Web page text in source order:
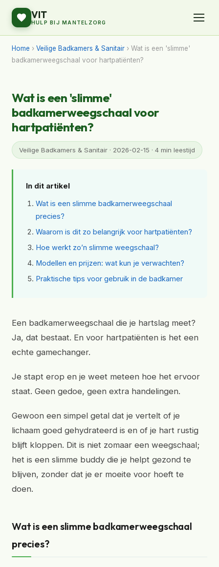
VIT
HULP BIJ MANTELZORG
Home › Veilige Badkamers & Sanitair › Wat is een 'slimme'
badkamerweegschaal voor hartpatiënten?
Wat is een 'slimme'
badkamerweegschaal voor
hartpatiënten?
Veilige Badkamers & Sanitair · 2026-02-15 · 4 min leestijd
In dit artikel
Wat is een slimme badkamerweegschaal
precies?
Waarom is dit zo belangrijk voor hartpatiënten?
Hoe werkt zo’n slimme weegschaal?
Modellen en prijzen: wat kun je verwachten?
Praktische tips voor gebruik in de badkamer
Een badkamerweegschaal die je hartslag meet?
Ja, dat bestaat. En voor hartpatiënten is het een
echte gamechanger.
Je stapt erop en je weet meteen hoe het ervoor
staat. Geen gedoe, geen extra handelingen.
Gewoon een simpel getal dat je vertelt of je
lichaam goed gehydrateerd is en of je hart rustig
blijft kloppen. Dit is niet zomaar een weegschaal;
het is een slimme buddy die je helpt gezond te
blijven, zonder dat je er moeite voor hoeft te
doen.
Wat is een slimme badkamerweegschaal
precies?